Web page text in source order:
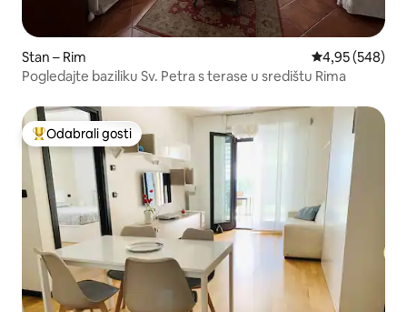
Stan – Rim Prosječna
4,95 (548)
Pogledajte baziliku Sv. Petra s terase u središtu Rima
Među najviše rangiranima s oznakom „Odabrali gosti”
Odabrali gosti